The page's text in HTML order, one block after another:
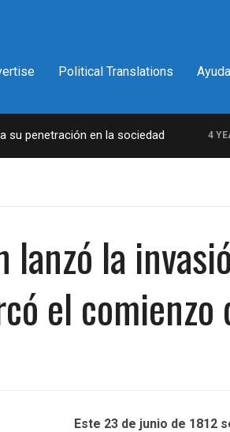
Political Translations Ayuda
en la sociedad 4 YEARS
lanzó la
el comienzo
Este 23 de junio de 1812